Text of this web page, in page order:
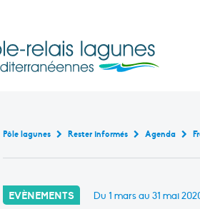
Pôle lagunes Rester informés Agenda
EVÈNEMENTS Du 1 mars au 31 mai